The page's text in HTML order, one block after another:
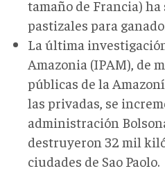
tamaño de Francia)
pastizales para
La última
Amazonia (IPAM), de
públicas de la
las privadas, se
administración
destruyeron 32 mil
ciudades de Sao Paolo.